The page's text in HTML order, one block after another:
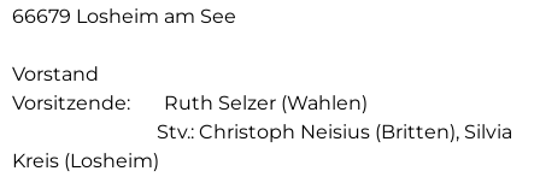
66679 Losheim am See
Vorstand
Vorsitzende: Ruth Selzer (Wahlen)
Stv.: Christoph Neisius (Britten), Silvia
Kreis (Losheim)